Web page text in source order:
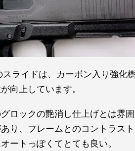
スライドは、カーボン入り強化
向上しています。
ロックの艶消し仕上げとは雰囲
り、フレームとのコントラスト
ートっぽくてとても良い。